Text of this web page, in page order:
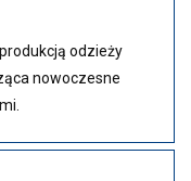
odzieży
nowoczesne